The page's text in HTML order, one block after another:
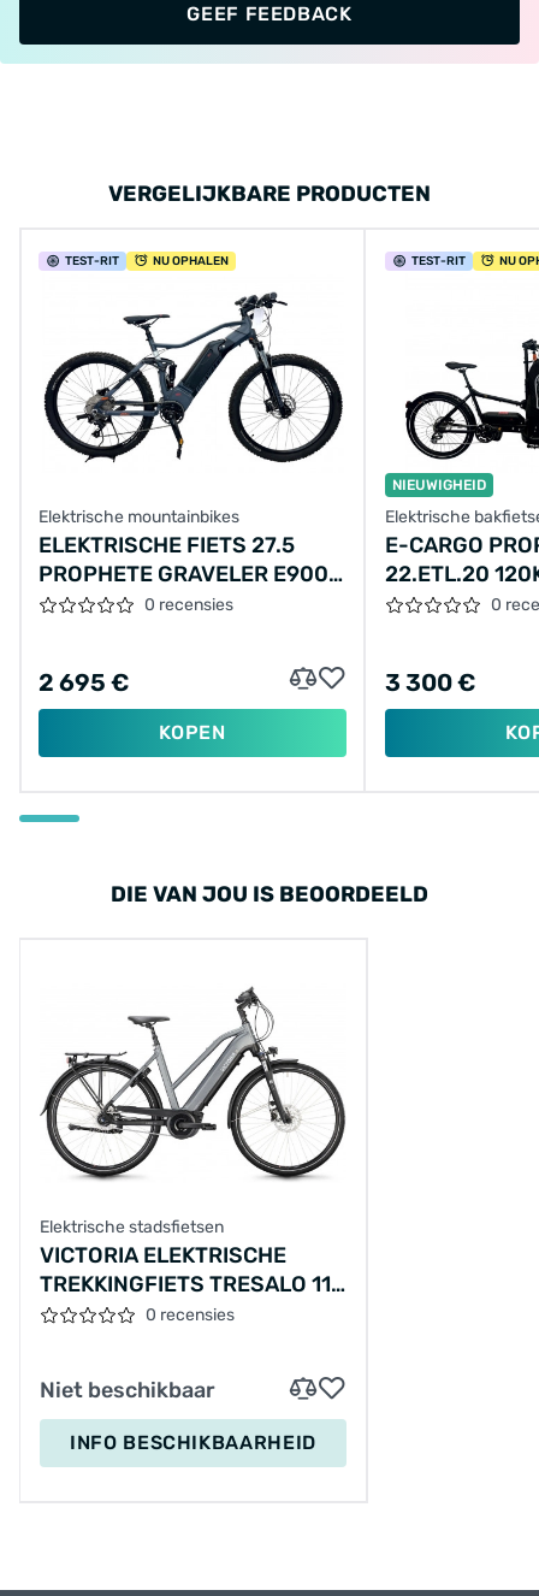
GEEF FEEDBACK
VERGELIJKBARE PRODUCTEN
TEST-RIT NU OPHALEN
Elektrische mountainbikes
ELEKTRISCHE FIETS 27.5
PROPHETE GRAVELER E9000
DISC, SPORTDRIVE, 672WH
0 recensies
2 695 €
KOPEN
TEST-RIT NU
NIEUWIGHEID
Elektrische
E-CARGO
22.ETL.20
17.5AH 630WH
0
3 300 €
DIE VAN JOU IS BEOORDEELD
Elektrische stadsfietsen
VICTORIA ELEKTRISCHE
TREKKINGFIETS TRESALO 11
№1 28"/48CM-
0 recensies
Niet beschikbaar
INFO BESCHIKBAARHEID